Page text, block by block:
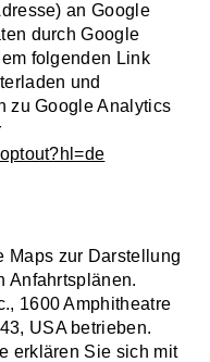
an Google
durch Google
folgenden Link
und
zu Google Analytics
Maps zur Darstellung
Anfahrtsplänen.
1600 Amphitheatre
USA betrieben.
erklären Sie sich mit